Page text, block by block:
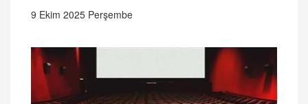
9 Ekim 2025 Perşembe